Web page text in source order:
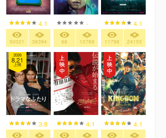
4.1
50021 38394
-
66 10769
4.1
11798 24155
2026
8.21
上映
3.8 4.1 4.1